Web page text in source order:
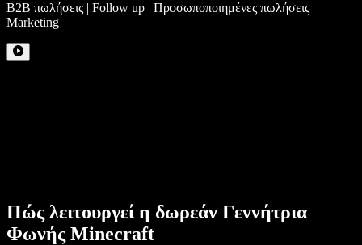
B2B πωλήσεις | Follow up | Προσωποποιημένες πωλήσεις |
Marketing
Πώς λειτουργεί η δωρεάν Γεννήτρια
Φωνής Minecraft